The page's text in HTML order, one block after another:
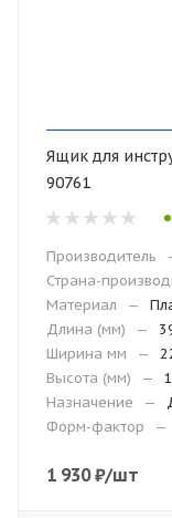
Ящик для
90761
Производитель
Страна-
Материал
—
Длина (мм)
—
Ширина мм
—
Высота (мм)
—
Назначение
—
Форм-фактор
—
1 930₽/шт